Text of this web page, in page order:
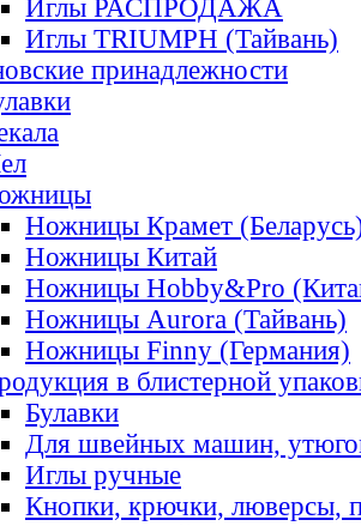
Иглы РАСПРОДАЖА
Иглы TRIUMPH (Тайвань)
принадлежности
Ножницы Крамет
Ножницы Китай
Ножницы Hobby&Pro
Ножницы Aurora (Тайвань)
Ножницы Finny (Германия)
в блистерной
Булавки
Для швейных машин,
Иглы ручные
Кнопки, крючки, люверсы,